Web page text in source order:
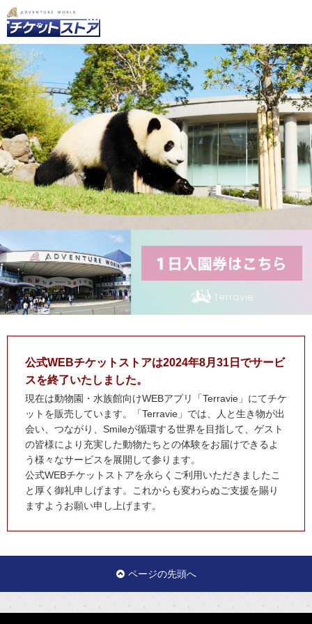
公式WEBチケットストアは2024年8月31日でサービ
スを終了いたしました。
現在は動物園・水族館向けWEBアプリ「Terravie」にてチケ
ットを販売しています。「Terravie」では、人と生き物が出
会い、つながり、Smileが循環する世界を目指して、ゲスト
の皆様により充実した動物たちとの体験をお届けできるよ
う様々なサービスを展開して参ります。
公式WEBチケットストアを永らくご利用いただきましたこ
と厚く御礼申しげます。これからも変わらぬご支援を賜り
ますようお願い申し上げます。
ページの先頭へ